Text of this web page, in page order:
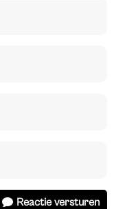
Reactie versturen